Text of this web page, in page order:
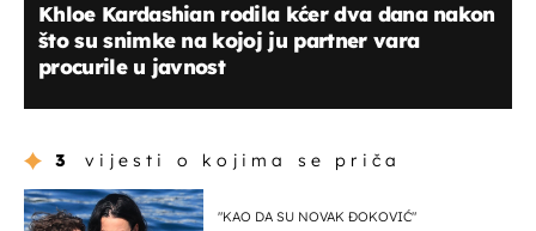
Khloe Kardashian rodila kćer dva dana nakon
što su snimke na kojoj ju partner vara
procurile u javnost
3 vijesti o kojima se priča
"KAO DA SU NOVAK ĐOKOVIĆ"